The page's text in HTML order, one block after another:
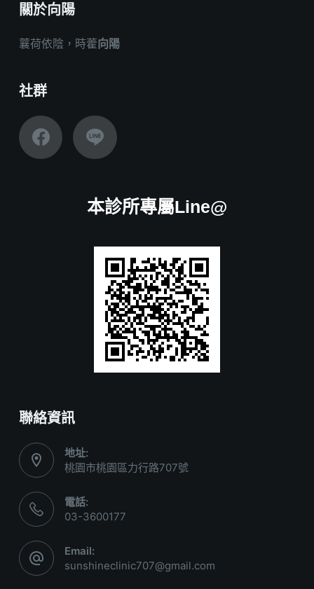
關於向陽
蘘荷依陰，時藿向陽
社群
本診所專屬Line@
聯絡資訊
地址:
桃園市桃園區力行路707號
電話:
03-3600177
Email:
sunshineclinic707@gmail.com